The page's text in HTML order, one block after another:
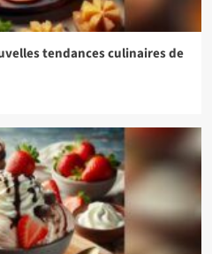
tendances culinaires de